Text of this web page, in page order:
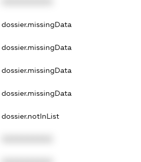
dossier.missingData
dossier.missingData
dossier.missingData
dossier.missingData
dossier.notInList